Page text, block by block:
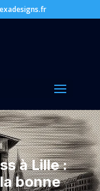
à Lille :
bonne